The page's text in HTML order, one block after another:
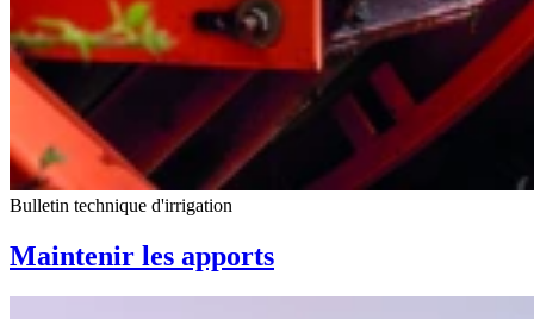
Bulletin technique d'irrigation
Maintenir les apports